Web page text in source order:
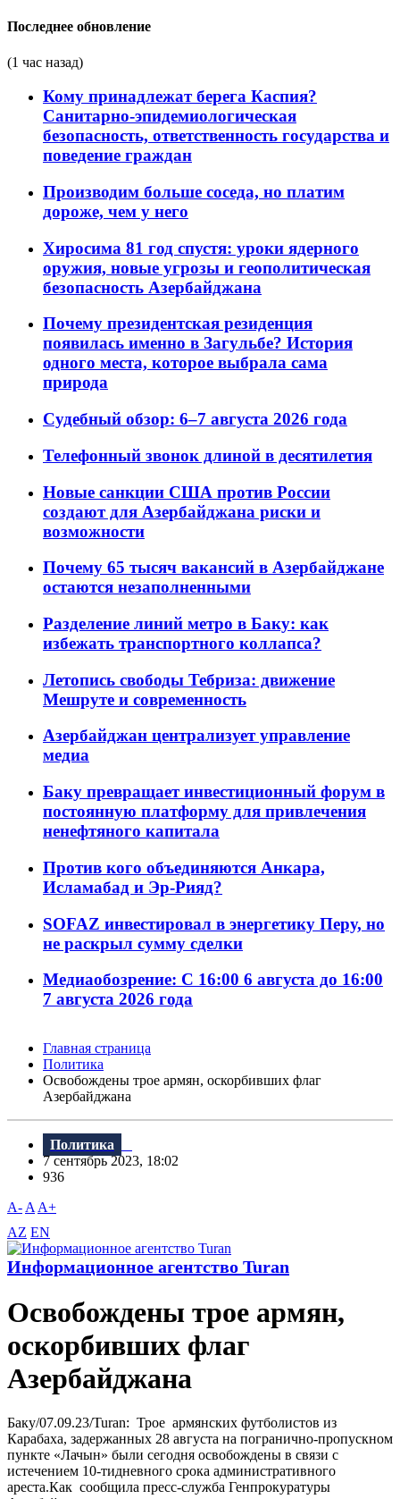
Последнее обновление
(1 час назад)
Кому принадлежат берега Каспия?
Санитарно-эпидемиологическая
безопасность, ответственность государства и
поведение граждан
Производим больше соседа, но платим
дороже, чем у него
Хиросима 81 год спустя: уроки ядерного
оружия, новые угрозы и геополитическая
безопасность Азербайджана
Почему президентская резиденция
появилась именно в Загульбе? История
одного места, которое выбрала сама
природа
Судебный обзор: 6–7 августа 2026 года
Телефонный звонок длиной в десятилетия
Новые санкции США против России
создают для Азербайджана риски и
возможности
Почему 65 тысяч вакансий в Азербайджане
остаются незаполненными
Разделение линий метро в Баку: как
избежать транспортного коллапса?
Летопись свободы Тебриза: движение
Мешруте и современность
Азербайджан централизует управление
медиа
Баку превращает инвестиционный форум в
постоянную платформу для привлечения
ненефтяного капитала
Против кого объединяются Анкара,
Исламабад и Эр-Рияд?
SOFAZ инвестировал в энергетику Перу, но
не раскрыл сумму сделки
Медиаобозрение: С 16:00 6 августа до 16:00
7 августа 2026 года
Главная страница
Политика
Освобождены трое армян, оскорбивших флаг
Азербайджана
Политика
7 сентябрь 2023, 18:02
936
A- A A+
AZ EN
Информационное агентство Turan
Освобождены трое армян,
оскорбивших флаг
Азербайджана
Баку/07.09.23/Turan: Трое армянских футболистов из
Карабаха, задержанных 28 августа на погранично-пропускном
пункте «Лачын» были сегодня освобождены в связи с
истечением 10-тидневного срока административного
ареста.Как сообщила пресс-служба Генпрокуратуры